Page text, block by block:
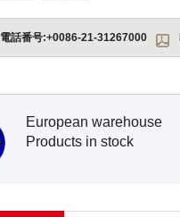
電話番号:+0086-21-31267000
European warehouse
Products in stock